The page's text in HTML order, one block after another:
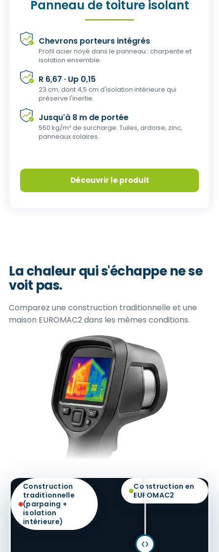
Panneau de toiture isolant
Chevrons porteurs intégrés
Profil acier noyé dans le panneau : charpente et
isolation ensemble.
R 6,67 · Up 0,15
23 cm, dont 4,5 cm d'isolation intérieure qui
préserve l'inertie.
Jusqu'à 8 m de portée
550 kg/m² de surcharge. Tuiles, ardoise, zinc,
panneaux solaires.
Découvrir le produit
La chaleur qui s'échappene se
voit pas.
Comparez une construction traditionnelle et une
maison EUROMAC2 dans les mêmes conditions.
Construction
traditionnelle
(parpaing +
isolation
intérieure)
Construction en
EUROMAC2